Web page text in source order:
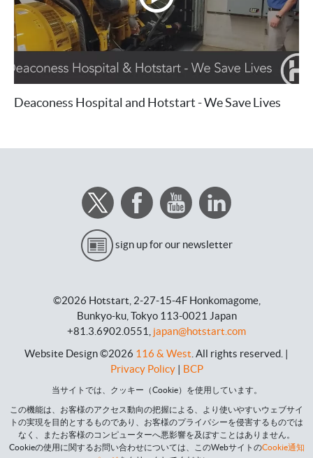
Deaconess Hospital and Hotstart - We Save Lives
sign up for our newsletter
©2026 Hotstart, 2-27-15-4F Honkomagome,
Bunkyo-ku, Tokyo 113-0021 Japan
+81.3.6902.0551, japan@hotstart.com
Website Design ©2026 116 & West All rights reserved . |
Privacy Policy| BCP
当サイトでは、クッキー（Cookie）を使用しています。
この機能は、お客様のアクセス動向の把握による、より使いやすいウェブサイ
トの実現を目的とするものであり、お客様のプライバシーを侵害するものでは
なく、またお客様のコンピューターへ悪影響を及ぼすことはありません。
Cookieの使用に関するお問い合わせについては、このWebサイトのCookie通知